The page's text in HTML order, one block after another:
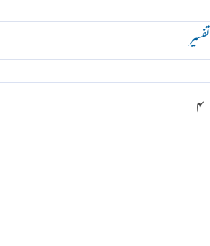
تفسير
۴